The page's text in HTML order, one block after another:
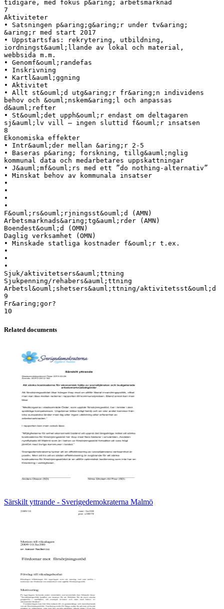
tidigare, med fokus p&aring; arbetsmarknad
7
Aktiviteter
• Satsningen p&aring;g&aring;r under tv&aring;
&aring;r med start 2017
• Uppstartsfas: rekrytering, utbildning,
iordningst&auml;llande av lokal och material,
webbsida m.m.
• Genomf&ouml;randefas
• Inskrivning
• Kartl&auml;ggning
• Aktivitet
• Allt st&ouml;d utg&aring;r fr&aring;n individens
behov och &ouml;nskem&aring;l och anpassas
d&auml;refter
• St&ouml;det upph&ouml;r endast om deltagaren
sj&auml;lv vill – ingen sluttid f&ouml;r insatsen
8
Ekonomiska effekter
• Intr&auml;der mellan &aring;r 2-5
• Baseras p&aring; forskning, tillg&auml;nglig
kommunal data och medarbetares uppskattningar
• J&auml;mf&ouml;rs med ett ”do nothing-alternativ”
• Minskat behov av kommunala insatser
•
•
•
•
F&ouml;rs&ouml;rjningsst&ouml;d (AMN)
Arbetsmarknads&aring;tg&auml;rder (AMN)
Boendest&ouml;d (OMN)
Daglig verksamhet (OMN)
• Minskade statliga kostnader f&ouml;r t.ex.
•
•
•
Sjuk/aktivitetsers&auml;ttning
Sjukpenning/rehabers&auml;ttning
Arbetsl&ouml;shetsers&auml;ttning/aktivitetsst&ouml;d
9
Fr&aring;gor?
Related documents
Särskilt yttrande - Sverigedemokraterna Malmö